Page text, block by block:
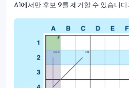
A1에서만 후보 9를 제거할 수 있습니다.